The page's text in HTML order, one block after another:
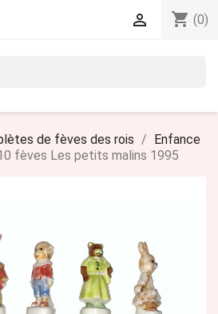
shopping_cart (0)

de fèves des rois
Enfance
fèves Les petits malins 1995